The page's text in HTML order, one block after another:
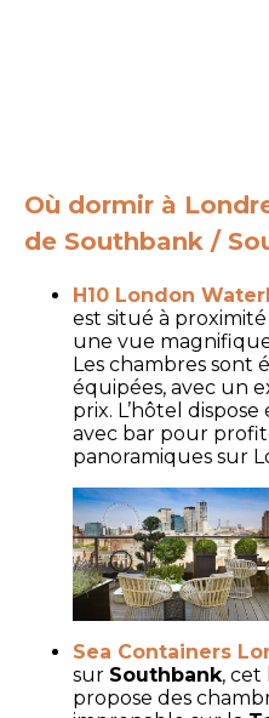
Où dormir à
de Southbank /
H10 London
est situé à
une vue
Les chambres sont
équipées, avec un
prix. L’hôtel
avec bar pour
panoramiques sur
Sea Containers
sur Southbank, cet
propose des